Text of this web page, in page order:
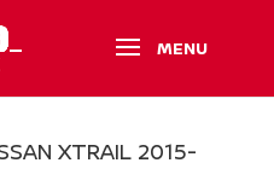
XTRAIL 2015-